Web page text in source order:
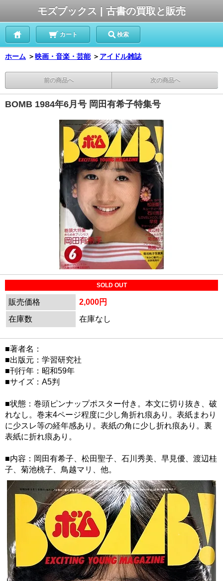
モズブックス | 古書の買取と販売
カート 検索
ホーム ＞ 映画・音楽・芸能 ＞ アイドル雑誌
前の商品へ 次の商品へ
BOMB 1984年6月号 岡田有希子特集号
SOLD OUT
販売価格
2,000円
在庫数
在庫なし
■著者名：
■出版元：学習研究社
■刊行年：昭和59年
■サイズ：A5判
■状態：巻頭ピンナップポスター付き。本文に切り抜き、破
れなし。巻末4ページ程度に少し角折れ痕あり。表紙まわり
に少スレ等の経年感あり。表紙の角に少し折れ痕あり。裏
表紙に折れ痕あり。
■内容：岡田有希子、松田聖子、石川秀美、早見優、渡辺桂
子、菊池桃子、鳥越マリ、他。